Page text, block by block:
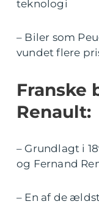
teknologi
– Biler som
vundet flere
Franske
Renault:
– Grundlagt i
og Fernand
– En af de